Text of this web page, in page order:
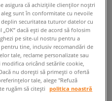
MAGAZIN
asigura că achizițiile clienților noștri
sunt în conformitate cu nevoile
deplin securitatea tuturor datelor cu
dacă ești de acord să folosim
pe site-ul nostru pentru a
tine, inclusiv recomandări de
tale, reclame personalizate sau
oricând setările cookie,
nu dorești să primești o ofertă
tale, alege "Refuză
rugăm să citești
politica noastră